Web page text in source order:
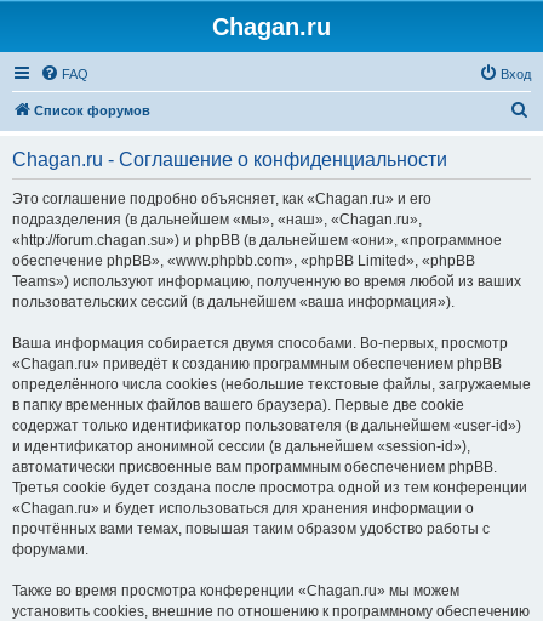
Chagan.ru
FAQ Вход
Список форумов
Chagan.ru - Соглашение о конфиденциальности
Это соглашение подробно объясняет, как «Chagan.ru» и его
подразделения (в дальнейшем «мы», «наш», «Chagan.ru»,
«http://forum.chagan.su») и phpBB (в дальнейшем «они», «программное
обеспечение phpBB», «www.phpbb.com», «phpBB Limited», «phpBB
Teams») используют информацию, полученную во время любой из ваших
пользовательских сессий (в дальнейшем «ваша информация»).
Ваша информация собирается двумя способами. Во-первых, просмотр
«Chagan.ru» приведёт к созданию программным обеспечением phpBB
определённого числа cookies (небольшие текстовые файлы, загружаемые
в папку временных файлов вашего браузера). Первые две cookie
содержат только идентификатор пользователя (в дальнейшем «user-id»)
и идентификатор анонимной сессии (в дальнейшем «session-id»),
автоматически присвоенные вам программным обеспечением phpBB.
Третья cookie будет создана после просмотра одной из тем конференции
«Chagan.ru» и будет использоваться для хранения информации о
прочтённых вами темах, повышая таким образом удобство работы с
форумами.
Также во время просмотра конференции «Chagan.ru» мы можем
установить cookies, внешние по отношению к программному обеспечению